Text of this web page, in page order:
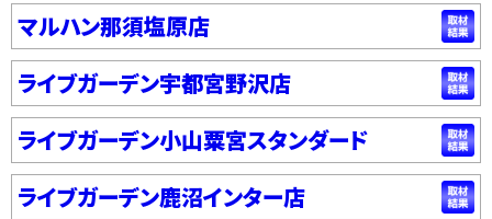
マルハン那須塩原店
ライブガーデン宇都宮野沢店
ライブガーデン小山粟宮スタンダード
ライブガーデン鹿沼インター店